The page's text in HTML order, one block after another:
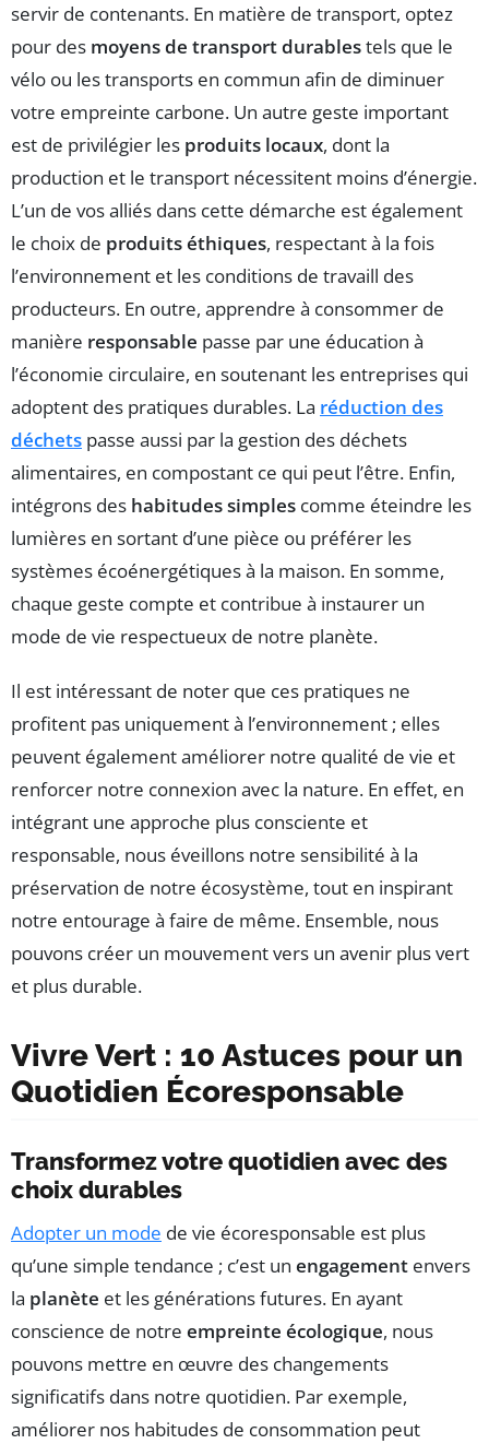
servir de contenants. En matière de transport, optez
pour des moyens de transport durablestels que le
vélo ou les transports en commun afin de diminuer
votre empreinte carbone. Un autre geste important
est de privilégier les produits locaux, dont la
production et le transport nécessitent moins d’énergie.
L’un de vos alliés dans cette démarche est également
le choix de produits éthiques, respectant à la fois
l’environnement et les conditions de travaill des
producteurs. En outre, apprendre à consommer de
manière responsable passe par une éducation à
l’économie circulaire, en soutenant les entreprises qui
adoptent des pratiques durables. La réduction des
déchets passe aussi par la gestion des déchets
alimentaires, en compostant ce qui peut l’être. Enfin,
intégrons des habitudes simples comme éteindre les
lumières en sortant d’une pièce ou préférer les
systèmes écoénergétiques à la maison. En somme,
chaque geste compte et contribue à instaurer un
mode de vie respectueux de notre planète.
Il est intéressant de noter que ces pratiques ne
profitent pas uniquement à l’environnement ; elles
peuvent également améliorer notre qualité de vie et
renforcer notre connexion avec la nature. En effet, en
intégrant une approche plus consciente et
responsable, nous éveillons notre sensibilité à la
préservation de notre écosystème, tout en inspirant
notre entourage à faire de même. Ensemble, nous
pouvons créer un mouvement vers un avenir plus vert
et plus durable.
Vivre Vert : 10 Astuces pour un
Quotidien Écoresponsable
Transformez votre quotidien avec des
choix durables
Adopter un mode de vie écoresponsable est plus
qu’une simple tendance ; c’est un engagement envers
la planète et les générations futures. En ayant
conscience de notre empreinte écologique, nous
pouvons mettre en œuvre des changements
significatifs dans notre quotidien. Par exemple,
améliorer nos habitudes de consommation peut